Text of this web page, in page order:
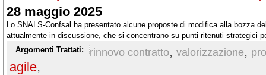
28 maggio 2025
Lo SNALS-Confsal ha presentato alcune proposte di modifica alla bozza
attualmente in discussione, che si concentrano su punti ritenuti strategici
diverse professionalità coinvolte
Argomenti Trattati: rinnovo contratto, valorizzazione,
agile,